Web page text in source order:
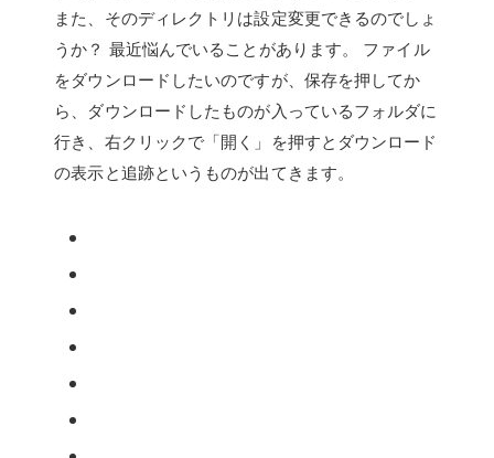
また、そのディレクトリは設定変更できるのでしょ
うか？ 最近悩んでいることがあります。 ファイル
をダウンロードしたいのですが、保存を押してか
ら、ダウンロードしたものが入っているフォルダに
行き、右クリックで「開く」を押すとダウンロード
の表示と追跡というものが出てきます。